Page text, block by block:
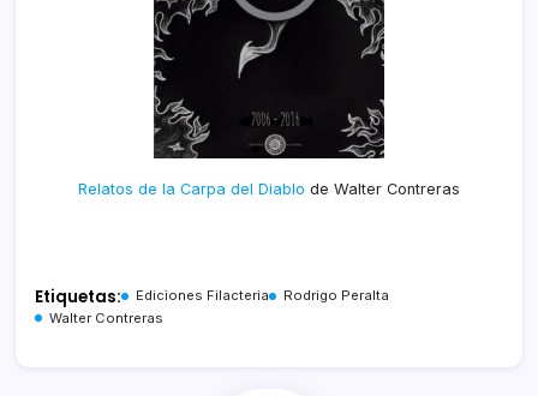
Relatos de la Carpa del Diablo de Walter Contreras
Etiquetas: Ediciones Filacteria
Rodrigo Peralta
Walter Contreras